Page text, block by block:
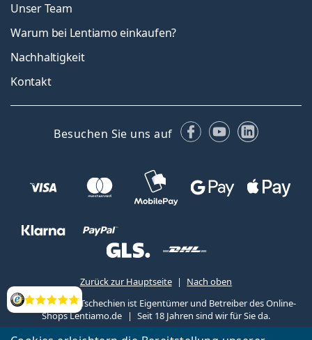
Bewertung
Unser Team
Warum bei Lentiamo einkaufen?
Nachhaltigkeit
Kontakt
Besuchen Sie uns auf Facebook
YouTubeLinkedIn
Zurück zur Hauptseite
Nach oben
Lentiamo s.r.o., Tschechien ist Eigentümer und Betreiber des Online-
Shops Lentiamo.de
Seit 18 Jahren sind wir für Sie da.